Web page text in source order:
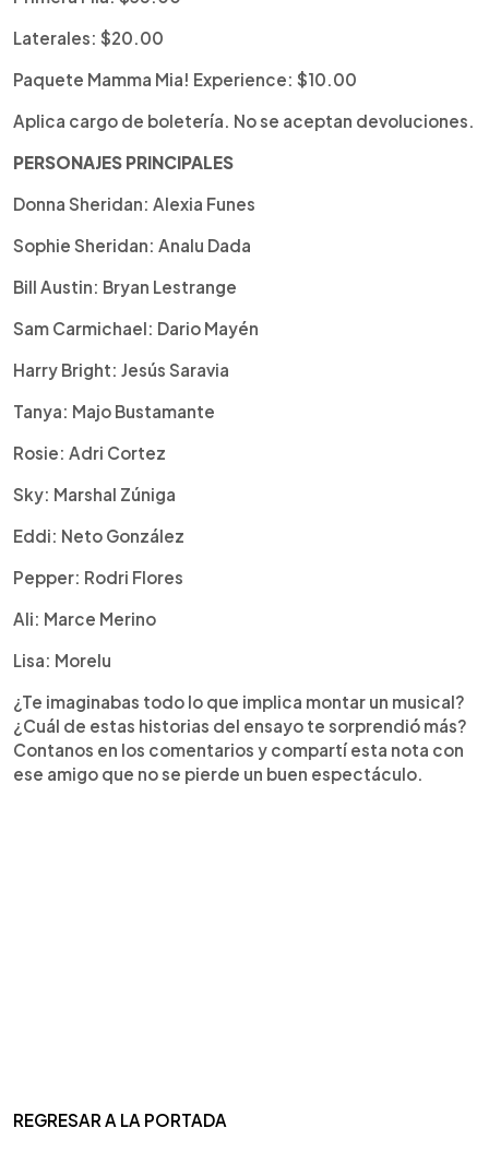
Laterales: $20.00
Paquete Mamma Mia! Experience: $10.00
Aplica cargo de boletería. No se aceptan devoluciones.
PERSONAJES PRINCIPALES
Donna Sheridan: Alexia Funes
Sophie Sheridan: Analu Dada
Bill Austin: Bryan Lestrange
Sam Carmichael: Dario Mayén
Harry Bright: Jesús Saravia
Tanya: Majo Bustamante
Rosie: Adri Cortez
Sky: Marshal Zúniga
Eddi: Neto González
Pepper: Rodri Flores
Ali: Marce Merino
Lisa: Morelu
¿Te imaginabas todo lo que implica montar un musical?
¿Cuál de estas historias del ensayo te sorprendió más?
Contanos en los comentarios y compartí esta nota con
ese amigo que no se pierde un buen espectáculo.
REGRESAR A LA PORTADA